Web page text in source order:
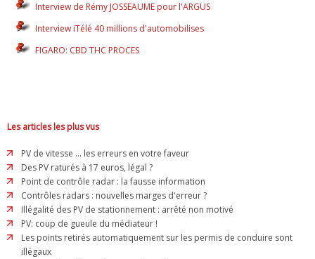
Interview de Rémy JOSSEAUME pour l'ARGUS
Interview iTélé 40 millions d'automobilises
FIGARO: CBD THC PROCES
Les articles les plus vus
PV de vitesse ... les erreurs en votre faveur
Des PV raturés à 17 euros, légal ?
Point de contrôle radar : la fausse information
Contrôles radars : nouvelles marges d'erreur ?
Illégalité des PV de stationnement : arrêté non motivé
PV: coup de gueule du médiateur !
Les points retirés automatiquement sur les permis de conduire sont
illégaux